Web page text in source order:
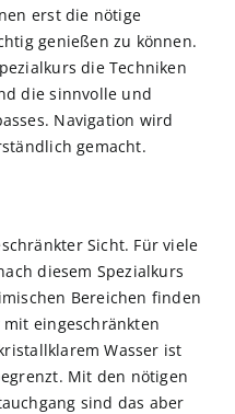
erst die nötige
genießen zu können.
die Techniken
die sinnvolle und
Navigation wird
gemacht.
Sicht. Für viele
diesem Spezialkurs
Bereichen finden
mit eingeschränkten
Wasser ist
Mit den nötigen
sind das aber